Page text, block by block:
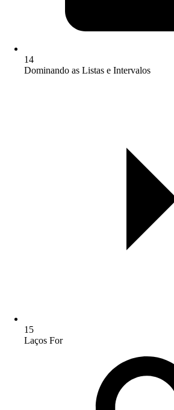
14
Dominando as Listas e Intervalos
15
Laços For